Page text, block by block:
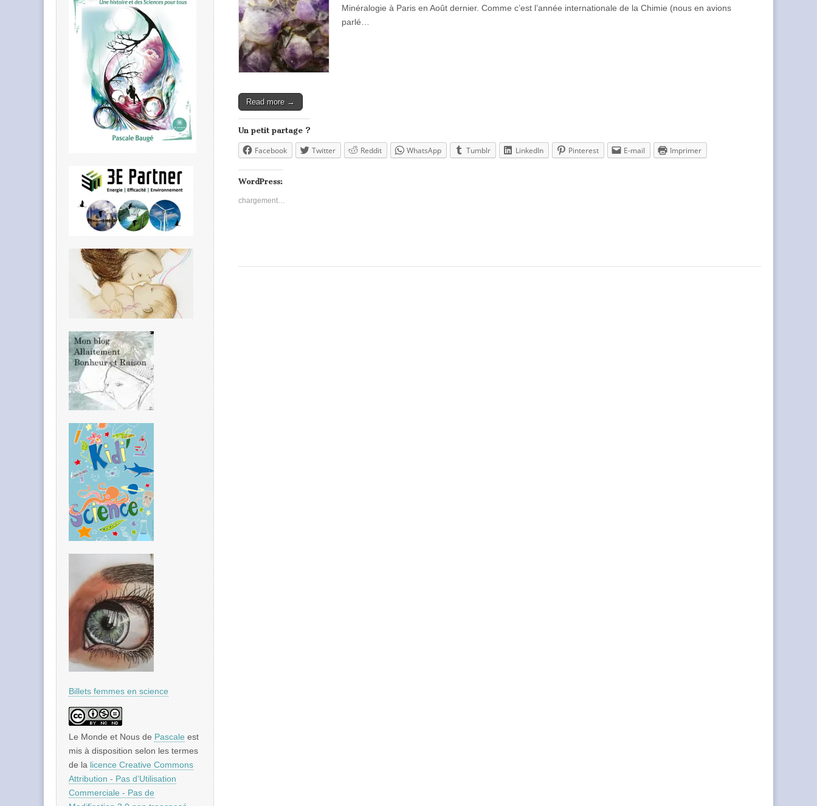
Minéralogie à Paris en Août dernier. Comme c’est l’année internationale de la Chimie (nous en avions
parlé…
Read more →
Un petit partage ?
Facebook Twitter Reddit WhatsApp Tumblr LinkedIn Pinterest E-mail Imprimer
WordPress:
chargement…
Billets femmes en science
Le Monde et Nous de Pascale est
mis à disposition selon les termes
de la licence Creative Commons
Attribution - Pas d’Utilisation
Commerciale - Pas de